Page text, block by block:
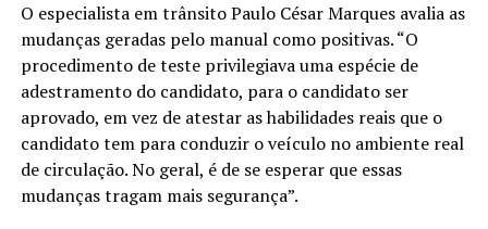
O especialista em trânsito Paulo César Marques avalia as
mudanças geradas pelo manual como positivas. “O
procedimento de teste privilegiava uma espécie de
adestramento do candidato, para o candidato ser
aprovado, em vez de atestar as habilidades reais que o
candidato tem para conduzir o veículo no ambiente real
de circulação. No geral, é de se esperar que essas
mudanças tragam mais segurança”.